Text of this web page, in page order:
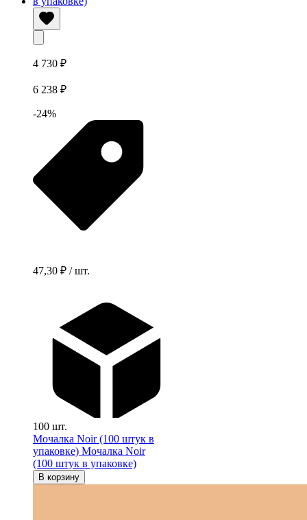
4 730 ₽
6 238 ₽
-24%
47,30 ₽ / шт.
100 шт.
Мочалка Noir (100 штук в
упаковке) Мочалка Noir
(100 штук в упаковке)
В корзину